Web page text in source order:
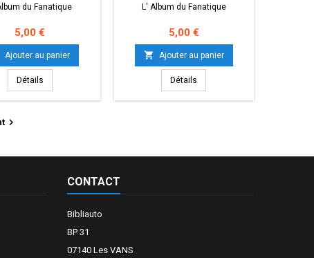
du Fanatique
Prix
5,00 €
Ajouter au panier
Détails
L' Album du Fanatique
Prix
5,00 €
 Ajouter au panier
Détails

CONTACT
Bibliauto
BP 31
07140 Les VANS